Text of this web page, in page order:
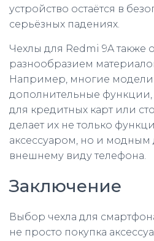
устройство остаётся в
серьёзных падениях.
Чехлы для Redmi 9A также
разнообразием
Например, многие модели
дополнительные функции,
для кредитных карт или
делает их не только
аксессуаром, но и
внешнему виду телефона.
Заключение
Выбор чехла для
не просто покупка